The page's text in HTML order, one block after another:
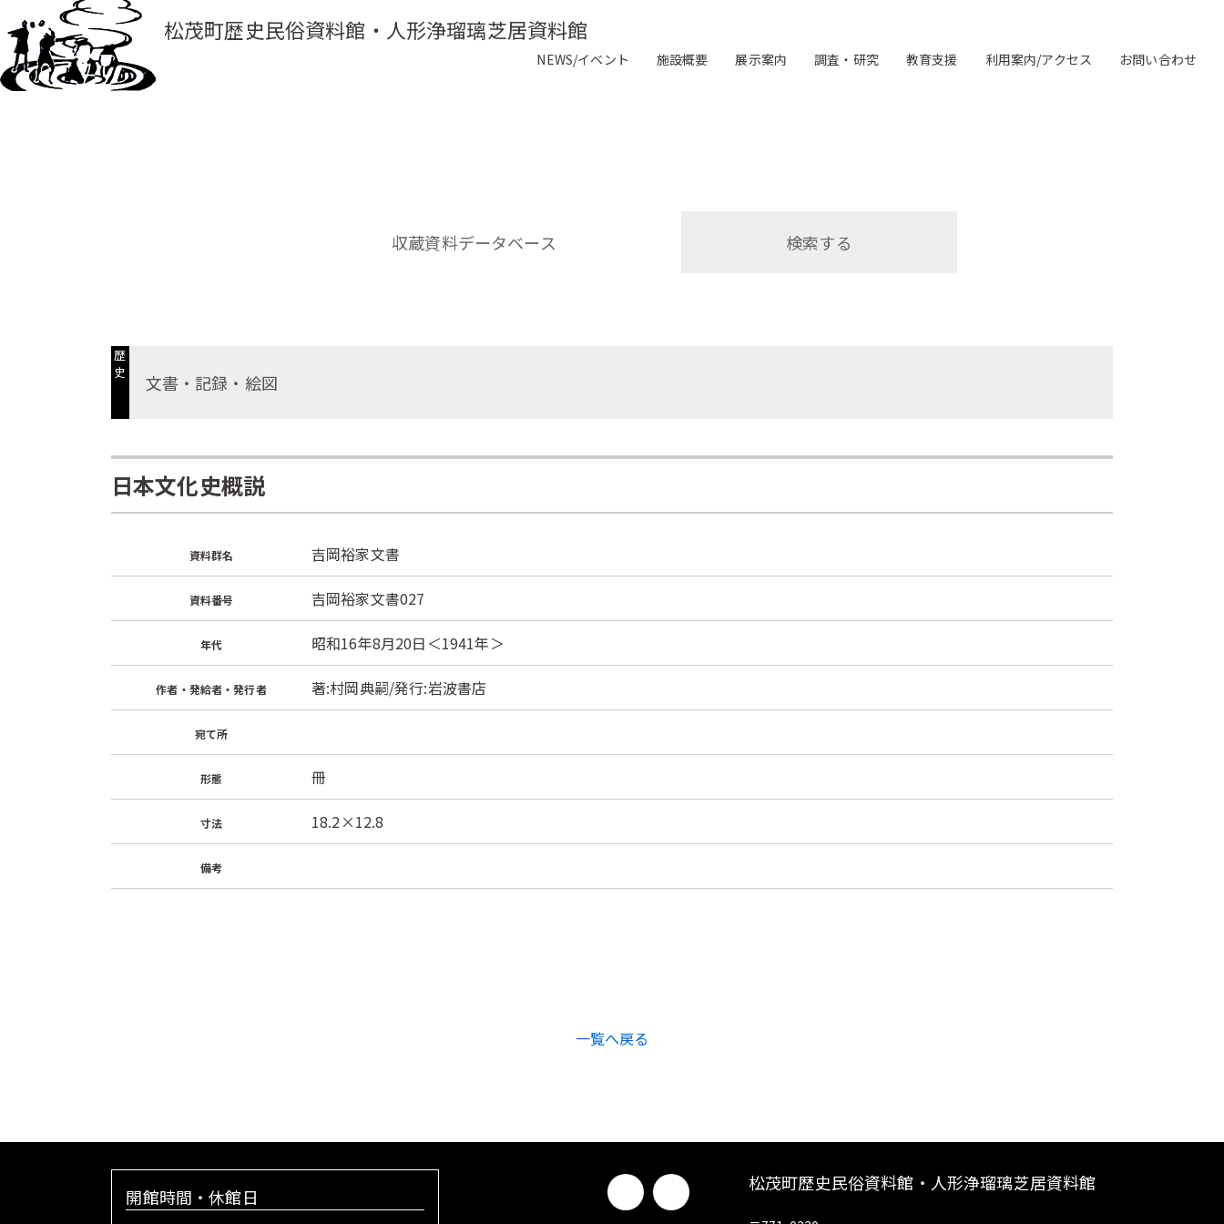
松茂町歴史民俗資料館・人形浄瑠璃芝居資料館
NEWS/イベント 施設概要 展示案内 調査・研究 教育支援 利用案内/アクセス お問い合わせ
収蔵資料データベース 検索する
歴
史
文書・記録・絵図
日本文化史概説
資料群名 吉岡裕家文書
資料番号 吉岡裕家文書027
年代 昭和16年8月20日＜1941年＞
作者・発給者・発行者 著:村岡典嗣/発行:岩波書店
宛て所
形態 冊
寸法 18.2×12.8
備考
一覧へ戻る
開館時間・休館日
松茂町歴史民俗資料館・人形浄瑠璃芝居資料館